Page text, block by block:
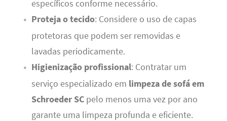
específicos conforme necessário.
Proteja o tecido: Considere o uso de capas
protetoras que podem ser removidas e
lavadas periodicamente.
Higienização profissional: Contratar um
serviço especializado em limpeza de sofá em
Schroeder SCpelo menos uma vez por ano
garante uma limpeza profunda e eficiente.